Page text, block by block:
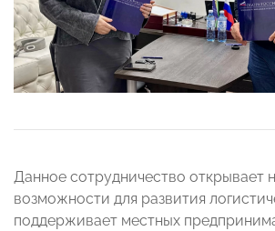
Данное сотрудничество открывает
возможности для развития
поддерживает местных